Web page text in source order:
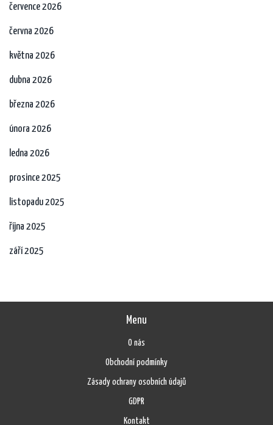
července 2026
června 2026
května 2026
dubna 2026
března 2026
února 2026
ledna 2026
prosince 2025
listopadu 2025
října 2025
září 2025
Menu
O nás
Obchodní podmínky
Zásady ochrany osobních údajů
GDPR
Kontakt